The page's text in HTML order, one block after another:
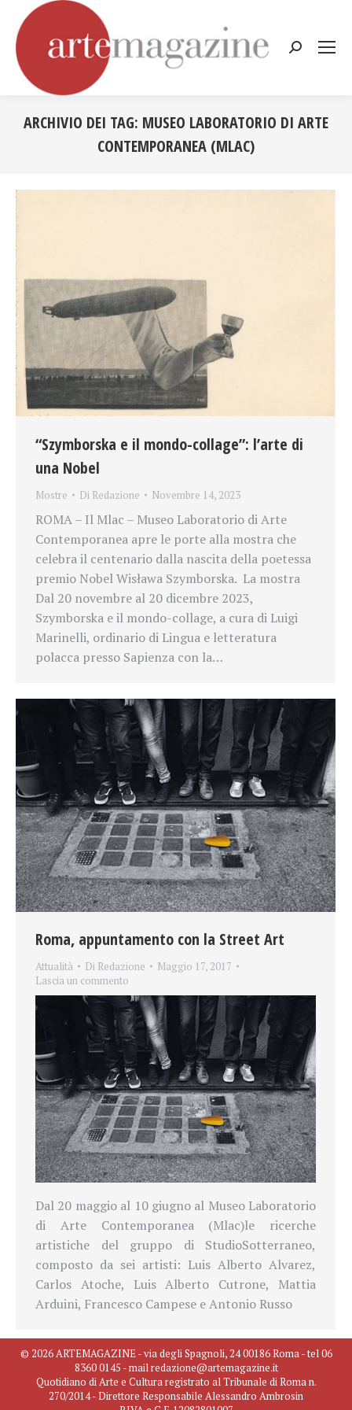
Cerca:
ARCHIVIO DEI TAG: MUSEO LABORATORIO DI ARTE
CONTEMPORANEA (MLAC)
“Szymborska e il mondo-collage”: l’arte di
una Nobel
Mostre Di Redazione Novembre 14, 2023
ROMA – Il Mlac – Museo Laboratorio di Arte
Contemporanea apre le porte alla mostra che
celebra il centenario dalla nascita della poetessa
premio Nobel Wisława Szymborska. La mostra
Dal 20 novembre al 20 dicembre 2023,
Szymborska e il mondo-collage, a cura di Luigi
Marinelli, ordinario di Lingua e letteratura
polacca presso Sapienza con la…
Roma, appuntamento con la Street Art
Attualità Di Redazione
Maggio 17, 2017
Lascia un commento
Dal 20 maggio al 10 giugno al Museo Laboratorio
di Arte Contemporanea (Mlac)le ricerche
artistiche del gruppo di StudioSotterraneo,
composto da sei artisti: Luis Alberto Alvarez,
Carlos Atoche, Luis Alberto Cutrone, Mattia
Arduini, Francesco Campese e Antonio Russo
© 2026 ARTEMAGAZINE - via degli Spagnoli, 24 00186 Roma - tel 06
8360 0145 - mail redazione@artemagazine.it
Quotidiano di Arte e Cultura registrato al Tribunale di Roma n.
270/2014 - Direttore Responsabile Alessandro Ambrosin